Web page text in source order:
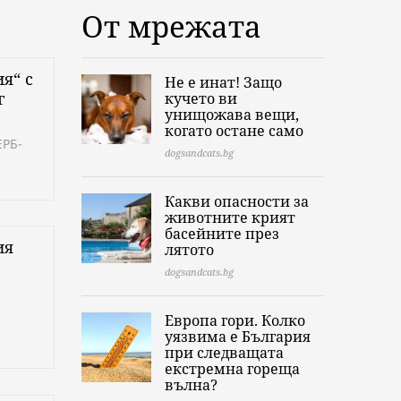
с
От мрежата
Не е инат! Защо
кучето ви
унищожава вещи,
когато остане само
dogsandcats.bg
Какви опасности за
животните крият
басейните през
лятото
dogsandcats.bg
Европа гори. Колко
уязвима е България
при следващата
екстремна гореща
вълна?